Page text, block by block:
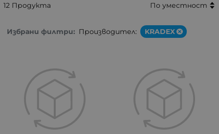
12 Продукта По уместност
Избрани филтри: Производител: KRADEX